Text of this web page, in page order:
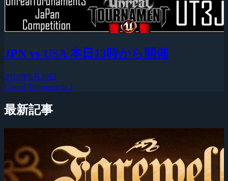
JPN vs USA 本日13時から開催
2010年6月20日
Unreal Tournament 3
最新記事